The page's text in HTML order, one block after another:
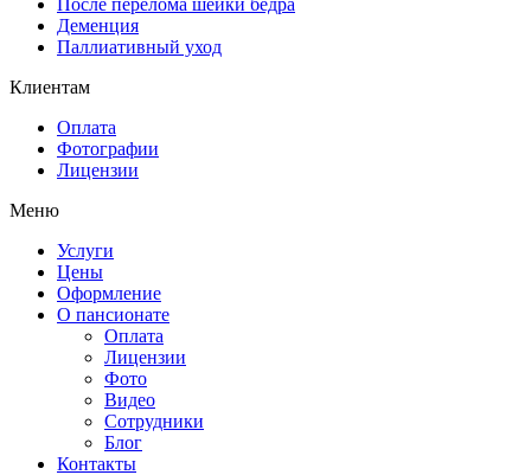
После перелома шейки бедра
Деменция
Паллиативный уход
Клиентам
Оплата
Фотографии
Лицензии
Меню
Услуги
Цены
Оформление
О пансионате
Оплата
Лицензии
Фото
Видео
Сотрудники
Блог
Контакты